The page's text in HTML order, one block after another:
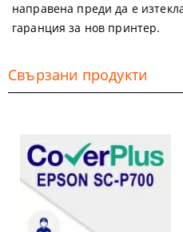
направена преди да е
гаранция за нов принтер.
Свързани продукти